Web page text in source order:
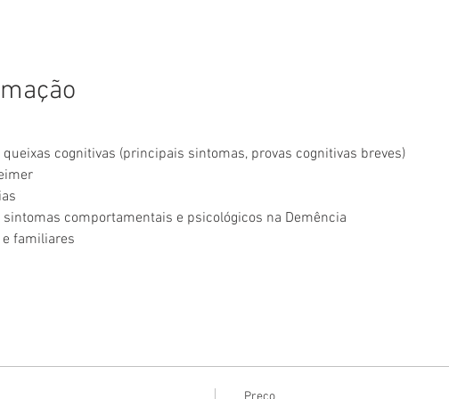
cognitivas (principais sintomas, provas cognitivas breves)
comportamentais e psicológicos na Demência
familiares